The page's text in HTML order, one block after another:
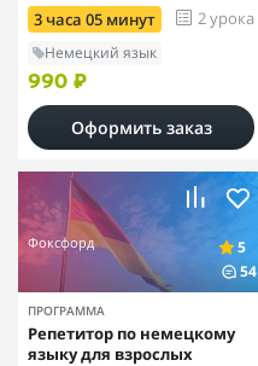
3 часа 05 минут
2 урока
Немецкий язык
990 ₽
Оформить заказ
Фоксфорд
5
54
ПРОГРАММА
Репетитор по немецкому
языку для взрослых